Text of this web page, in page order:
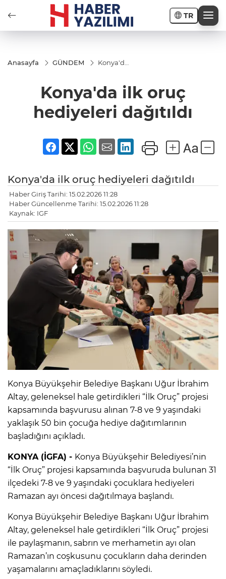
TR
Anasayfa GÜNDEM
Konya'da
dağıtıldı
Konya'da ilk oruç
hediyeleri dağıtıldı
Konya'da ilk oruç hediyeleri dağıtıldı
Haber Giriş Tarihi: 15.02.2026 11:28
Haber Güncellenme Tarihi: 15.02.2026 11:28
Kaynak: IGF
Konya Büyükşehir Belediye Başkanı Uğur İbrahim
Altay, geleneksel hale getirdikleri “İlk Oruç” projesi
kapsamında başvurusu alınan 7-8 ve 9 yaşındaki
yaklaşık 50 bin çocuğa hediye dağıtımlarının
başladığını açıkladı.
KONYA (İGFA) - Konya Büyükşehir Belediyesi’nin
“İlk Oruç” projesi kapsamında başvuruda bulunan 31
ilçedeki 7-8 ve 9 yaşındaki çocuklara hediyeleri
Ramazan ayı öncesi dağıtılmaya başlandı.
Konya Büyükşehir Belediye Başkanı Uğur İbrahim
Altay, geleneksel hale getirdikleri “İlk Oruç” projesi
ile paylaşmanın, sabrın ve merhametin ayı olan
Ramazan’ın coşkusunu çocukların daha derinden
yaşamalarını amaçladıklarını söyledi.